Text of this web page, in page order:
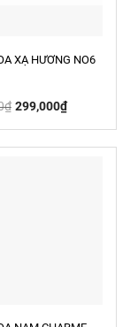
XẠ HƯƠNG NO6
₫ Giá
gốc
299,000₫Giá
hiện
299,000₫.